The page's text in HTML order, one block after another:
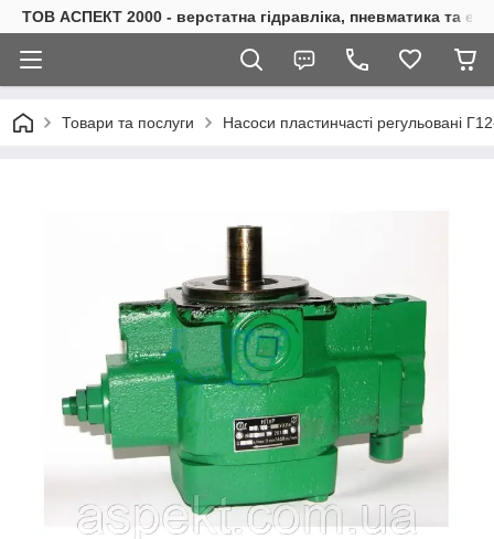
ТОВ АСПЕКТ 2000 - верстатна гідравліка, пневматика та
Товари та послуги Насоси пластинчасті регульовані